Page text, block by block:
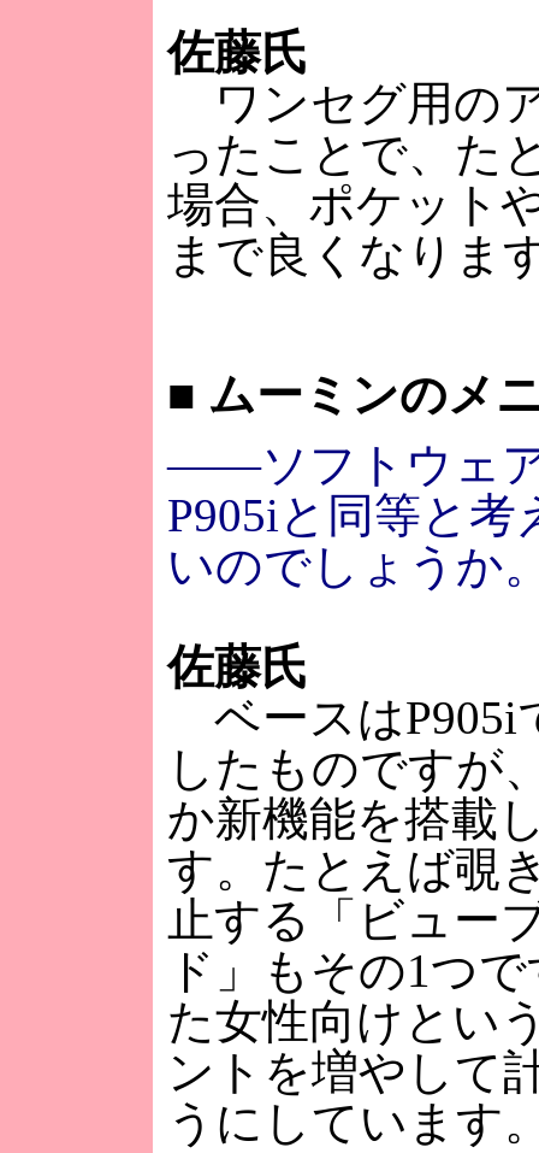
佐藤氏
ワンセグ用の
ったことで、た
場合、ポケット
まで良くなりま
■ ムーミンのメ
――ソフトウェ
P905iと同等と考
いのでしょうか
佐藤氏
ベースはP905i
したものですが
か新機能を搭載
す。たとえば覗
止する「ビュー
ド」もその1つ
た女性向けとい
ントを増やして
うにしています